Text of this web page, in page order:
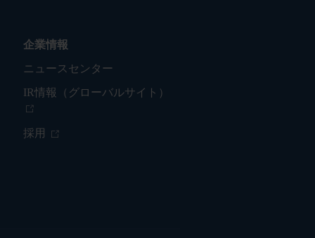
企業情報
ニュースセンター
IR情報（グローバルサイト）
採用